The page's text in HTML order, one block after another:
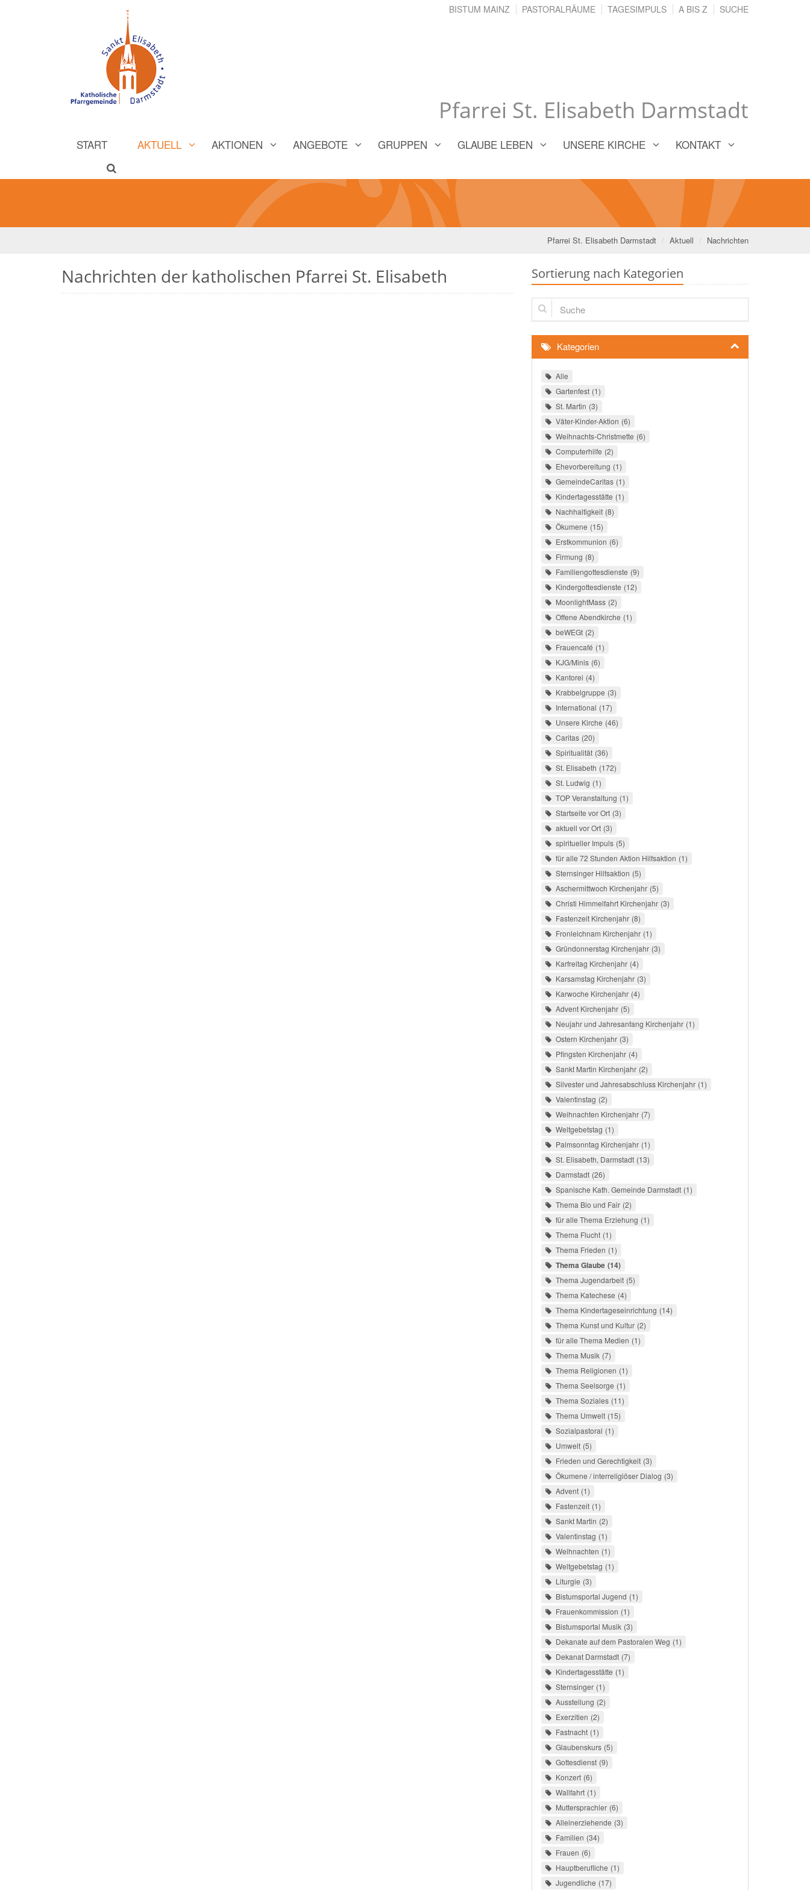
Pfarrei St. Elisabeth Darmstadt
BISTUM MAINZ PASTORALRÄUME TAGESIMPULS A BIS Z SUCHE
START AKTUELL AKTIONEN ANGEBOTE GRUPPEN GLAUBE LEBEN UNSERE KIRCHE KONTAKT
Pfarrei St. Elisabeth Darmstadt Aktuell Nachrichten
Nachrichten der katholischen Pfarrei St. Elisabeth Sortierung nach Kategorien
Suche
Kategorien
Alle
Gartenfest 1
St. Martin 3
Väter-Kinder-Aktion 6
Weihnachts-Christmette 6
Computerhilfe 2
Ehevorbereitung 1
GemeindeCaritas 1
Kindertagesstätte 1
Nachhaltigkeit 8
Ökumene 15
Erstkommunion 6
Firmung 8
Familiengottesdienste 9
Kindergottesdienste 12
MoonlightMass 2
Offene Abendkirche 1
beWEGt 2
Frauencafé 1
KJG/Minis 6
Kantorei 4
Krabbelgruppe 3
International 17
Unsere Kirche 46
Caritas 20
Spiritualität 36
St. Elisabeth 172
St. Ludwig 1
TOP Veranstaltung 1
Startseite vor Ort 3
aktuell vor Ort 3
spiritueller Impuls 5
für alle 72 Stunden Aktion Hilfsaktion 1
Sternsinger Hilfsaktion 5
Aschermittwoch Kirchenjahr 5
Christi Himmelfahrt Kirchenjahr 3
Fastenzeit Kirchenjahr 8
Fronleichnam Kirchenjahr 1
Gründonnerstag Kirchenjahr 3
Karfreitag Kirchenjahr 4
Karsamstag Kirchenjahr 3
Karwoche Kirchenjahr 4
Advent Kirchenjahr 5
Neujahr und Jahresanfang Kirchenjahr 1
Ostern Kirchenjahr 3
Pfingsten Kirchenjahr 4
Sankt Martin Kirchenjahr 2
Silvester und Jahresabschluss Kirchenjahr 1
Valentinstag 2
Weihnachten Kirchenjahr 7
Weltgebetstag 1
Palmsonntag Kirchenjahr 1
St. Elisabeth, Darmstadt 13
Darmstadt 26
Spanische Kath. Gemeinde Darmstadt 1
Thema Bio und Fair 2
für alle Thema Erziehung 1
Thema Flucht 1
Thema Frieden 1
Thema Glaube 14
Thema Jugendarbeit 5
Thema Katechese 4
Thema Kindertageseinrichtung 14
Thema Kunst und Kultur 2
für alle Thema Medien 1
Thema Musik 7
Thema Religionen 1
Thema Seelsorge 1
Thema Soziales 11
Thema Umwelt 15
Sozialpastoral 1
Umwelt 5
Frieden und Gerechtigkeit 3
Ökumene / interreligiöser Dialog 3
Advent 1
Fastenzeit 1
Sankt Martin 2
Valentinstag 1
Weihnachten 1
Weltgebetstag 1
Liturgie 3
Bistumsportal Jugend 1
Frauenkommission 1
Bistumsportal Musik 3
Dekanate auf dem Pastoralen Weg 1
Dekanat Darmstadt 7
Kindertagesstätte 1
Sternsinger 1
Ausstellung 2
Exerzitien 2
Fastnacht 1
Glaubenskurs 5
Gottesdienst 9
Konzert 6
Wallfahrt 1
Muttersprachler 6
Alleinerziehende 3
Familien 34
Frauen 6
Hauptberufliche 1
Jugendliche 17